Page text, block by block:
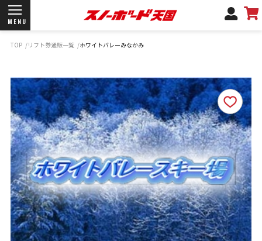
MENU
ブランド一覧
お知らせ
よくあるご質問
商品保証
サポートデスク
弊社名義の郵便について
新規会員登録
ログイン
TOP リフト券通販一覧 ホワイトバレーみなかみ